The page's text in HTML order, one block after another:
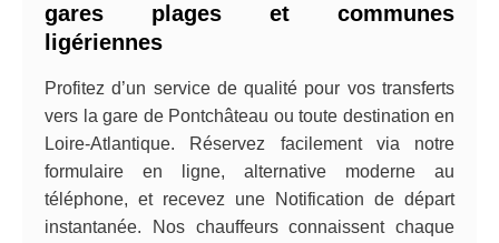
gares plages et communes
ligériennes
Profitez d’un service de qualité pour vos transferts
vers la gare de Pontchâteau ou toute destination en
Loire-Atlantique. Réservez facilement via notre
formulaire en ligne, alternative moderne au
téléphone, et recevez une Notification de départ
instantanée. Nos chauffeurs connaissent chaque